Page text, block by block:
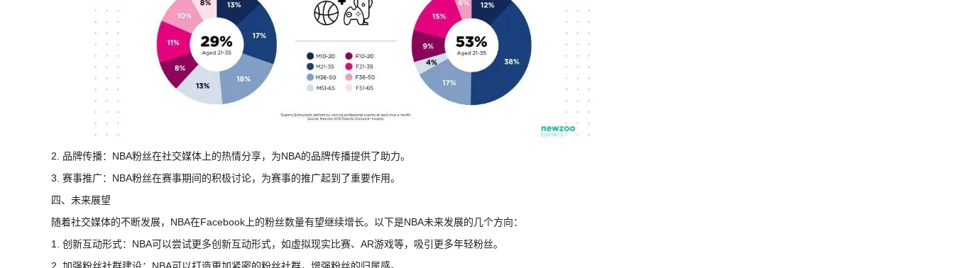
2. 品牌传播：NBA粉丝在社交媒体上的热情分享，为NBA的品牌传播提供了助力。
3. 赛事推广：NBA粉丝在赛事期间的积极讨论，为赛事的推广起到了重要作用。
四、未来展望
随着社交媒体的不断发展，NBA在Facebook上的粉丝数量有望继续增长。以下是NBA未来发展的几个方向：
1. 创新互动形式：NBA可以尝试更多创新互动形式，如虚拟现实比赛、AR游戏等，吸引更多年轻粉丝。
2. 加强粉丝社群建设：NBA可以打造更加紧密的粉丝社群，增强粉丝的归属感。